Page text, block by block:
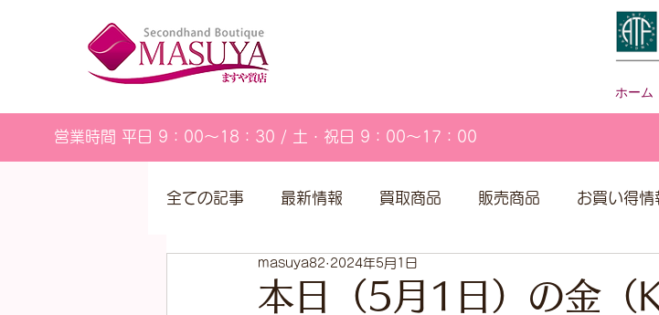
ホーム
営業時間 平日 9：00～18：30 / 土・祝日 9：00～17：00
全ての記事 最新情報 買取商品 販売商品 お買い得情
営業カレンダー
本日（5月1日）の金（
masuya82 2024年5月1日